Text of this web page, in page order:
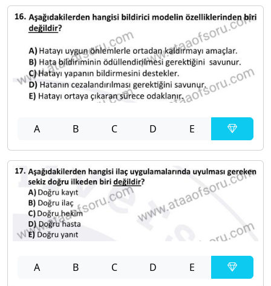
A B C D E
A B C D E